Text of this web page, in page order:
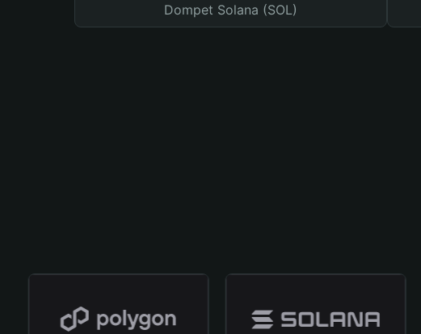
Dompet Solana (SOL)